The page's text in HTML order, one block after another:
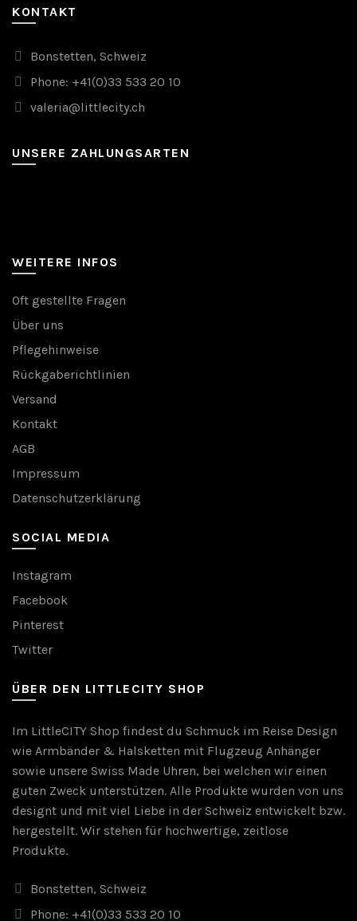
KONTAKT
Bonstetten, Schweiz
Phone: +41(0)33 533 20 10
valeria@littlecity.ch
UNSERE ZAHLUNGSARTEN
WEITERE INFOS
Oft gestellte Fragen
Über uns
Pflegehinweise
Rückgaberichtlinien
Versand
Kontakt
AGB
Impressum
Datenschutzerklärung
SOCIAL MEDIA
Instagram
Facebook
Pinterest
Twitter
ÜBER DEN LITTLECITY SHOP
Im LittleCITY Shop findest du Schmuck im Reise Design
wie Armbänder & Halsketten mit Flugzeug Anhänger
sowie unsere Swiss Made Uhren, bei welchen wir einen
guten Zweck unterstützen. Alle Produkte wurden von uns
designt und mit viel Liebe in der Schweiz entwickelt bzw.
hergestellt. Wir stehen für hochwertige, zeitlose
Produkte.
Bonstetten, Schweiz
Phone: +41(0)33 533 20 10